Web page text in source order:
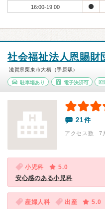
16:00-19:00
社会福祉法人恩賜財
滋賀県栗東市大橋（手原駅）
駐車場あり 電子決済可
21件
アクセス数 7
小児科
5.0
安心感のある小児科
産婦人科 出産
5.0